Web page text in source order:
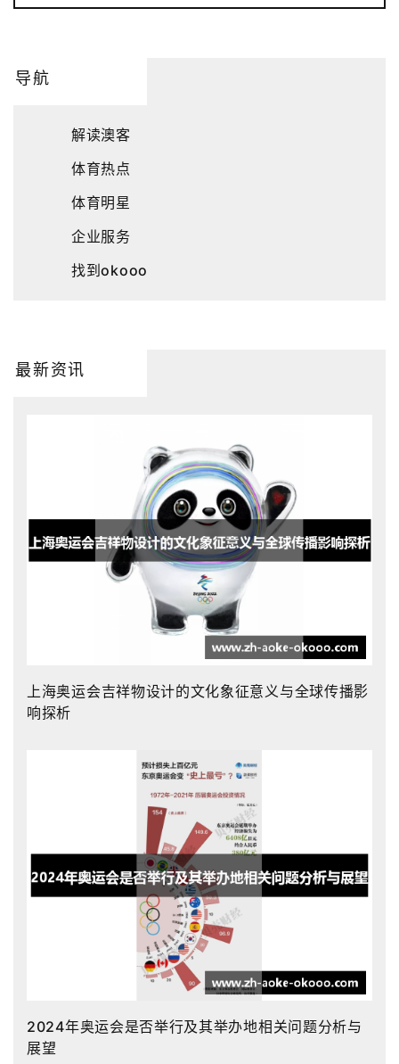
导航
解读澳客
体育热点
体育明星
企业服务
找到okooo
最新资讯
上海奥运会吉祥物设计的文化象征意义与全球传播影
响探析
2024年奥运会是否举行及其举办地相关问题分析与
展望